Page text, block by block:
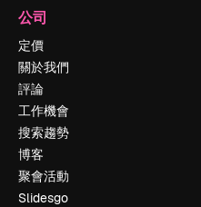
公司
定價
關於我們
評論
工作機會
搜索趨勢
博客
聚會活動
Slidesgo